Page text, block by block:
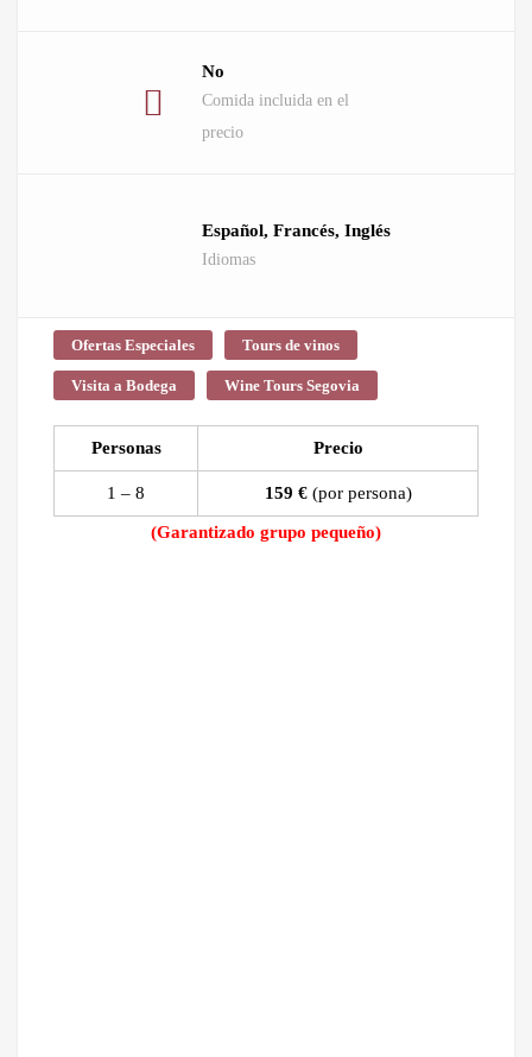
No
Comida incluida en el
precio
Español, Francés, Inglés
Idiomas
Ofertas Especiales Tours de vinos
Visita a Bodega Wine Tours Segovia
Personas Precio
1 – 8 159 € (por persona)
(Garantizado grupo pequeño)